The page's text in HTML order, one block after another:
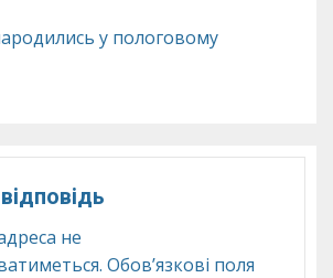
у пологовому
не
Обов’язкові поля